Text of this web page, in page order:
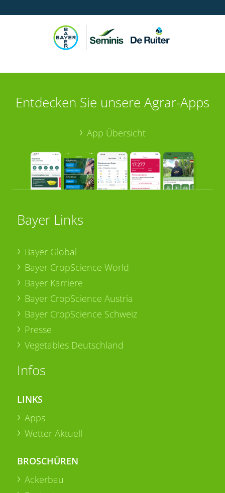
Entdecken Sie unsere Agrar-Apps
App Übersicht
Bayer Links
Bayer Global
Bayer CropScience World
Bayer Karriere
Bayer CropScience Austria
Bayer CropScience Schweiz
Presse
Vegetables Deutschland
Infos
LINKS
Apps
Wetter Aktuell
BROSCHÜREN
Ackerbau